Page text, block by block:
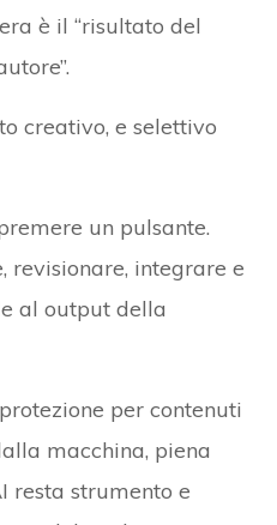
è il “risultato del
creativo, e selettivo
un pulsante.
revisionare, integrare e
al output della
per contenuti
macchina, piena
resta strumento e